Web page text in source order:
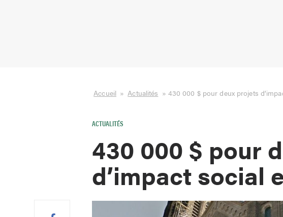
Accueil » Actualités » 430 000 $ pour deux projets
ACTUALITÉS
430 000 $ pour
d’impact social